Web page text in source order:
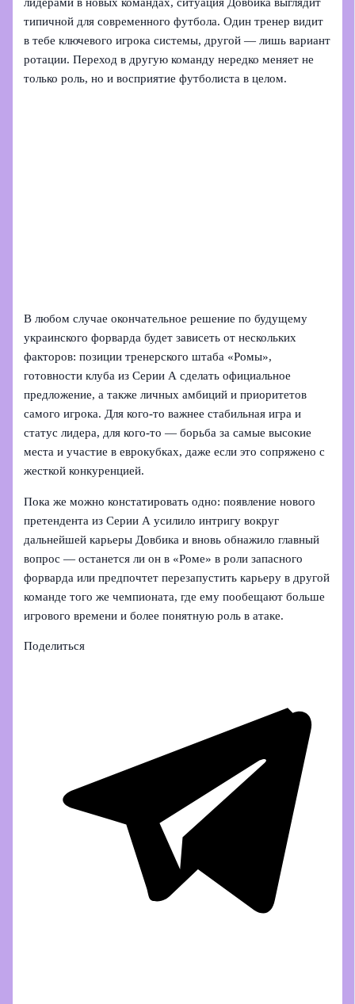
типичной для современного футбола. Один тренер видит
в тебе ключевого игрока системы, другой — лишь вариант
ротации. Переход в другую команду нередко меняет не
только роль, но и восприятие футболиста в целом.
В любом случае окончательное решение по будущему
украинского форварда будет зависеть от нескольких
факторов: позиции тренерского штаба «Ромы»,
готовности клуба из Серии А сделать официальное
предложение, а также личных амбиций и приоритетов
самого игрока. Для кого-то важнее стабильная игра и
статус лидера, для кого-то — борьба за самые высокие
места и участие в еврокубках, даже если это сопряжено с
жесткой конкуренцией.
Пока же можно констатировать одно: появление нового
претендента из Серии А усилило интригу вокруг
дальнейшей карьеры Довбика и вновь обнажило главный
вопрос — останется ли он в «Роме» в роли запасного
форварда или предпочтет перезапустить карьеру в другой
команде того же чемпионата, где ему пообещают больше
игрового времени и более понятную роль в атаке.
Поделиться